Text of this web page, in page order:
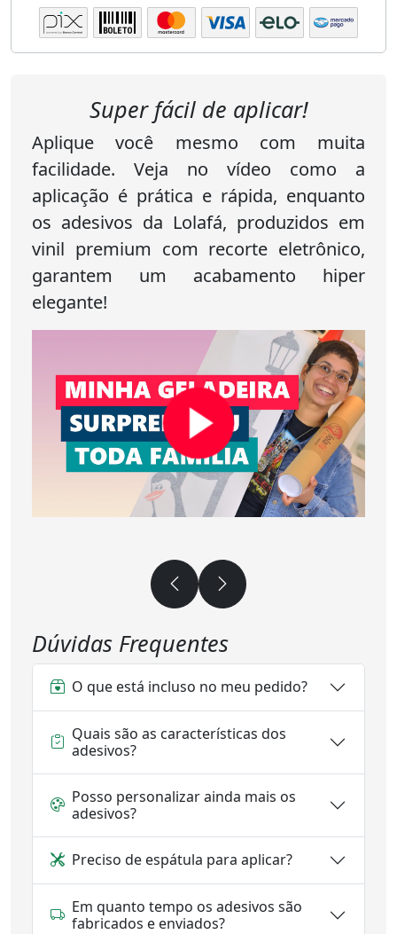
Super fácil de aplicar!
Aplique você mesmo com muita
facilidade. Veja no vídeo como a
aplicação é prática e rápida, enquanto
os adesivos da Lolafá, produzidos em
vinil premium com recorte eletrônico,
garantem um acabamento hiper
elegante!
Dúvidas Frequentes
O que está incluso no meu pedido?
Quais são as características dos
adesivos?
Posso personalizar ainda mais os
adesivos?
Preciso de espátula para aplicar?
Em quanto tempo os adesivos são
fabricados e enviados?